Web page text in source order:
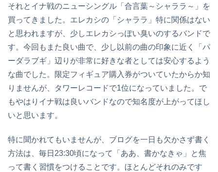
それとイナ戦のニューシングル「合言葉～シャララ～」を
買ってきました。エレカシの「シャララ」特に関係はない
と思われますが、少しエレカシっぽい臭いのするバンドで
す。今回もまた良い曲で、少し以前の曲の印象に近く「パ
ーダラブギ」辺りが非常に好きな者としては安心するよう
な曲でした。限定フィギュア購入券がついていたからか知
りませんが、タワーレコードで1位になっていました。で
もやはりイナ戦は良いバンドなので知名度が上がってほし
いと思います。
特に聞かれてもいませんが、ブログを一日も欠かさず書く
方法は、毎日23:30頃になって「ああ、書かなきゃ」と焦
って書く習慣をつけることです。ほとんどそれのみです